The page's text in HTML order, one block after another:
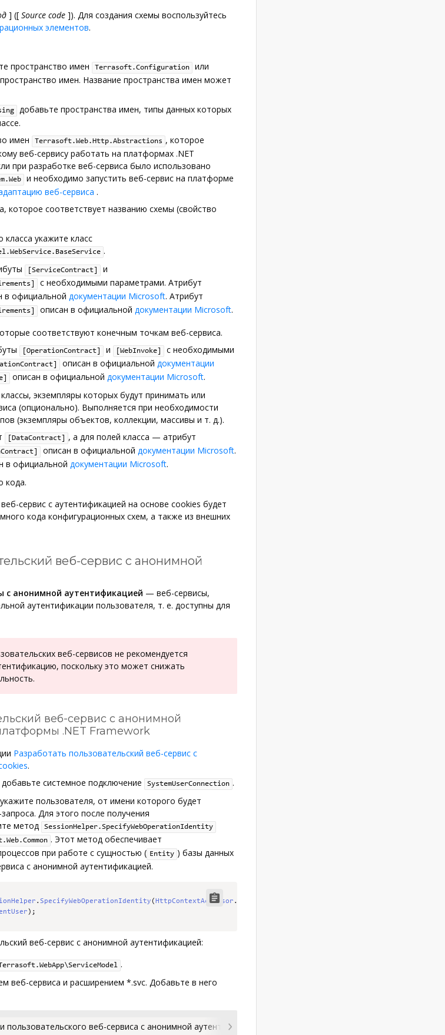
] ([ Source code ]). Для создания схемы воспользуйтесь
элементов.
пространство имен
Terrasoft.Configuration
или
имен. Название пространства имен может
добавьте пространства имен, типы данных которых
имен
Terrasoft.Web.Http.Abstractions , которое
веб-сервису работать на платформах .NET
при разработке веб-сервиса было использовано
и необходимо запустить веб-сервис на платформе
веб-сервиса .
которое соответствует названию схемы (свойство
класса укажите класс
.
[ServiceContract] и
с необходимыми параметрами. Атрибут
в официальной документации Microsoft. Атрибут
описан в официальной документации Microsoft.
соответствуют конечным точкам веб-сервиса.
[OperationContract] и [WebInvoke]
с необходимыми
описан в официальной документации
описан в официальной документации Microsoft.
экземпляры которых будут принимать или
(опционально). Выполняется при необходимости
(экземпляры объектов, коллекции, массивы и т. д.).
[DataContract] , а для полей класса — атрибут
описан в официальной документации Microsoft.
в официальной документации Microsoft.
кода.
сервис с аутентификацией на основе cookies будет
кода конфигурационных схем, а также из внешних
веб-сервис с анонимной
с анонимной аутентификацией — веб-сервисы,
аутентификации пользователя, т. е. доступны для
веб-сервисов не рекомендуется
поскольку это может снижать
веб-сервис с анонимной
.NET Framework
Разработать пользовательский веб-сервис с
.
добавьте системное подключение
SystemUserConnection .
пользователя, от имени которого будет
Для этого после получения
метод SessionHelper.SpecifyWebOperationIdentity
. Этот метод обеспечивает
при работе с сущностью ( Entity ) базы данных
с анонимной аутентификацией.
Code copied
. SpecifyWebOperationIdentity( HttpContextAccessor .
);
веб-сервис с анонимной аутентификацией:
.
веб-сервиса и расширением *.svc. Добавьте в него
пользовательского веб-сервиса с анонимной аутентификацией